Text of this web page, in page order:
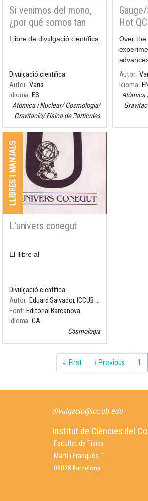
Si venimos del mono,
¿por qué somos tan
cerdos? y otras
Resum
Llibre de divulgació científica.
Divulgació científica
Autor Varis
Idioma ES
Atòmica i Nuclear Cosmologia
Gravitació Física de Partícules
Hot
Resum
Over the
need for
heavy
Autor
Idioma EN
Atòmica
LLIBRES I MANUALS
L'univers conegut
Resum
El llibre al
Divulgació científica
Autor
Eduard Salvador, ICCUB [IEEC-UB]
Font Editorial Barcanova
Idioma CA
Cosmologia
« FirstPrimera pàgina
‹ PreviousPàgina
1
divulgacio@icc.ub.edu
Institut de Ciències del
Facultat de Física
Martí i Franquès, 1
08028 Barcelona